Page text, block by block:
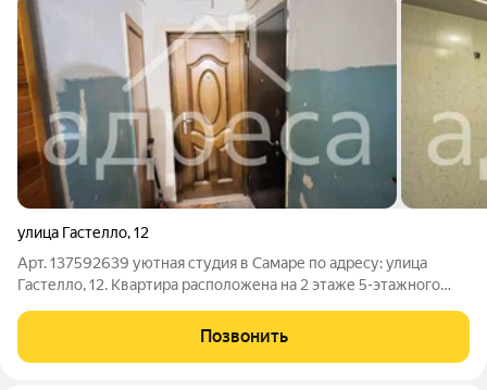
улица Гастелло,12
Арт. 137592639 уютная студия в Самаре по адресу: улица
Гастелло, 12. Квартира расположена на 2 этаже 5-этажного
составляет 17 кв. м, высота потолков 2.5 метра. Окна выходят
во двор, что
Позвонить